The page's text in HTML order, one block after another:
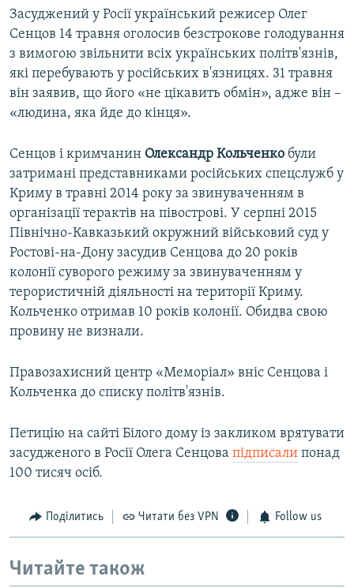
Засуджений у Росії український режисер Олег
Сенцов 14 травня оголосив безстрокове голодування
з вимогою звільнити всіх українських політв'язнів,
які перебувають у російських в'язницях. 31 травня
він заявив, що його «не цікавить обмін», адже він –
«людина, яка йде до кінця».
Сенцов і кримчанин Олександр Кольченко були
затримані представниками російських спецслужб у
Криму в травні 2014 року за звинуваченням в
організації терактів на півострові. У серпні 2015
Північно-Кавказький окружний військовий суд у
Ростові-на-Дону засудив Сенцова до 20 років
колонії суворого режиму за звинуваченням у
терористичній діяльності на території Криму.
Кольченко отримав 10 років колонії. Обидва свою
провину не визнали.
Правозахисний центр «Меморіал» вніс Сенцова і
Кольченка до списку політв'язнів.
Петицію на сайті Білого дому із закликом врятувати
засудженого в Росії Олега Сенцова підписали понад
100 тисяч осіб.
Поділитись Читати без VPN Follow us
Читайте також